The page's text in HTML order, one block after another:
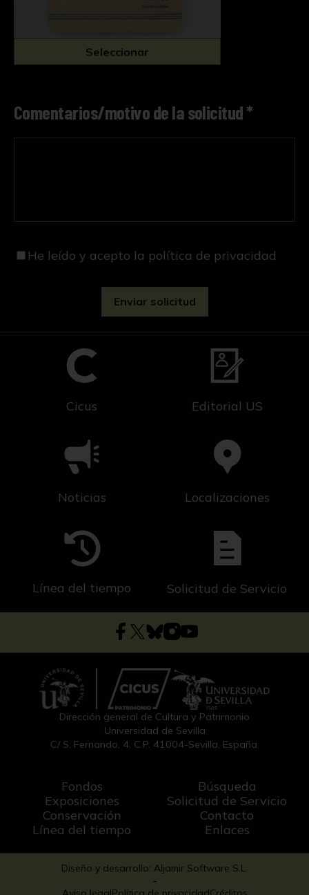
Seleccionar
Comentarios/motivo de la solicitud *
He leído y acepto la política de privacidad
Cicus Editorial US
Noticias Localizaciones
Línea del tiempo Solicitud de Servicio
Dirección general de Cultura y Patrimonio
Universidad de Sevilla
C/ S. Fernando, 4, C.P. 41004-Sevilla, España.
Fondos
Exposiciones
Conservación
Línea del tiempo
Búsqueda
Solicitud de Servicio
Contacto
Enlaces
Diseño y desarrollo: Aljamir Software S.L.
-